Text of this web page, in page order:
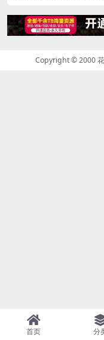
Copyright © 2000
首页 分